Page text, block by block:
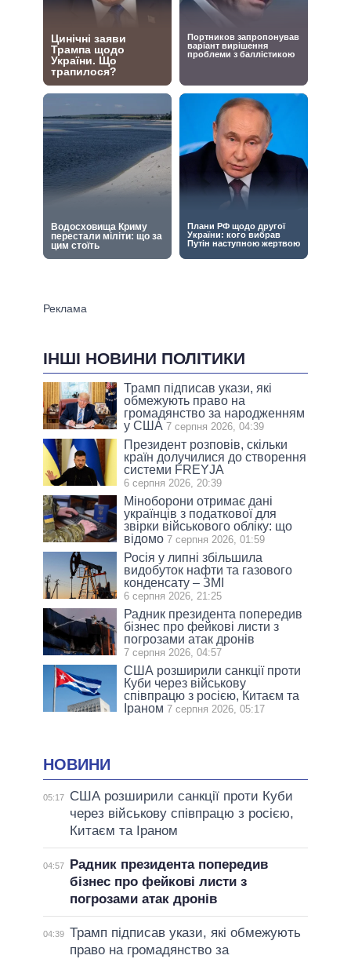
ІНШІ НОВИНИ ПОЛІТИКИ
Трамп підписав укази, які
обмежують право на
громадянство за народженням
у США 7 серпня 2026, 04:39
Президент розповів, скільки
країн долучилися до створення
системи FREYJA
6 серпня 2026, 20:39
Міноборони отримає дані
українців з податкової для
звірки військового обліку: що
відомо 7 серпня 2026, 01:59
Росія у липні збільшила
видобуток нафти та газового
конденсату – ЗМІ
6 серпня 2026, 21:25
Радник президента попередив
бізнес про фейкові листи з
погрозами атак дронів
7 серпня 2026, 04:57
США розширили санкції проти
Куби через військову
співпрацю з росією, Китаєм та
Іраном 7 серпня 2026, 05:17
НОВИНИ
05:17
США розширили санкції проти Куби
через військову співпрацю з росією,
Китаєм та Іраном
04:57
Радник президента попередив
бізнес про фейкові листи з
погрозами атак дронів
04:39 Трамп підписав укази, які обмежують
право на громадянство за